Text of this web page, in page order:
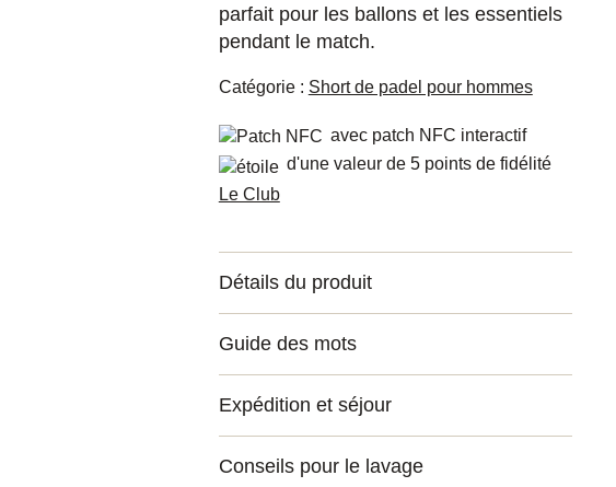
parfait pour les ballons et les essentiels
pendant le match.
Catégorie : Short de padel pour hommes
avec patch NFC interactif
d'une valeur de 5 points de fidélité
Le Club
Détails du produit
Guide des mots
Expédition et séjour
Conseils pour le lavage